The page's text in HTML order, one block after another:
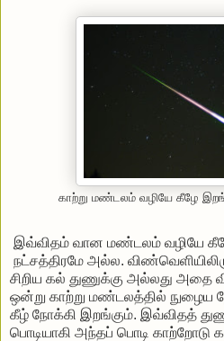
காற்று மண்டலம் வழியே கீழே
இவ்விதம் வான மண்டலம் வழியே
நட்சத்திரமே அல்ல.
சிறிய கல் துணுக்கு அல்லது அதை
ஒன்று காற்று மண்டலத்தில் நுழைய
கீழ் நோக்கி இறங்கும். இவ்விதத்
பொடியாகி அந்தப் பொடி காற்றோடு